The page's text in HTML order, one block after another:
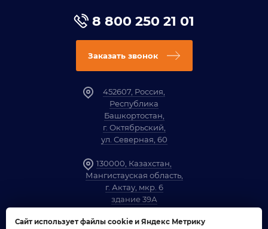
8 800 250 21 01
Заказать звонок
452607, Россия,
Республика
Башкортостан,
г. Октябрьский,
ул. Северная, 60
130000, Казахстан,
Мангистауская область,
г. Актау, мкр. 6
здание 39А
Сайт использует файлы cookie и Яндекс Метрику